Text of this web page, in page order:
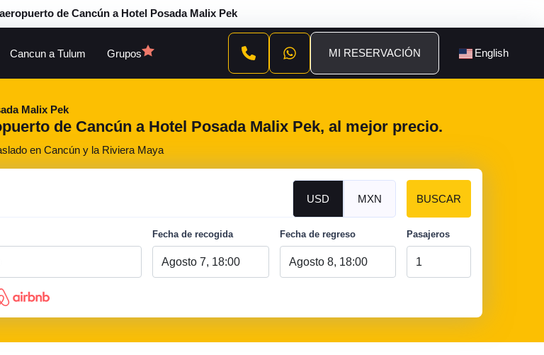
de Cancún a Hotel Posada Malix Pek
Cancun a Tulum Grupos MI RESERVACIÓN English
Malix Pek
de Cancún a Hotel Posada Malix Pek, al mejor precio.
en Cancún y la Riviera Maya
USD MXN
Fecha de recogida Fecha de regreso Pasajeros
BUSCAR